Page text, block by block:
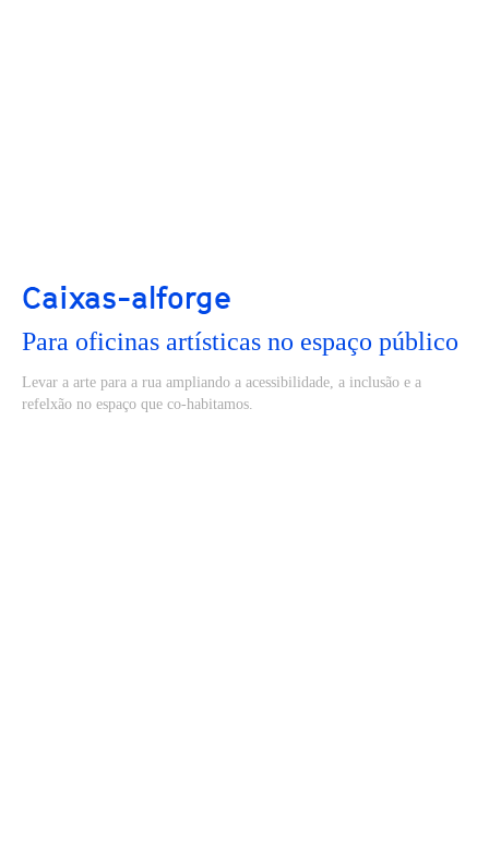
Caixas-alforge
Para oficinas artísticas no espaço público
Levar a arte para a rua ampliando a acessibilidade, a inclusão e a
refelxão no espaço que co-habitamos.